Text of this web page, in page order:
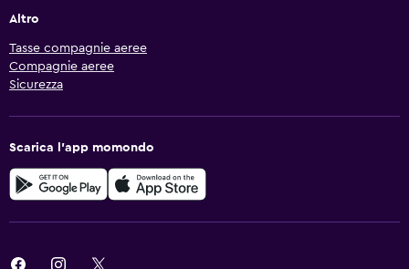
Altro
Tasse compagnie aeree
Compagnie aeree
Sicurezza
Scarica l'app momondo